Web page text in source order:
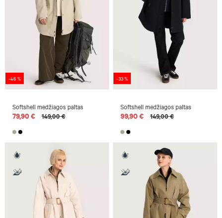
-46 %
Softshell medžiagos paltas
79,90 € 149,00 €
-33 %
Softshell medžiagos paltas
99,90 € 149,00 €